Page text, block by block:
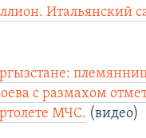
Итальянский
с размахом
МЧС. (видео)